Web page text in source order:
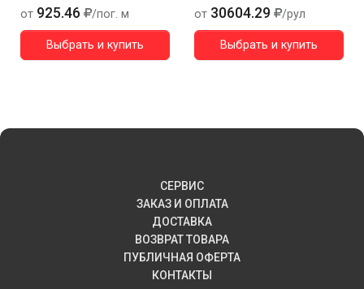
от 925.46 /пог. м
Выбрать и купить
от 30604.29 /рул
Выбрать и купить
СЕРВИС
ЗАКАЗ И ОПЛАТА
ДОСТАВКА
ВОЗВРАТ ТОВАРА
ПУБЛИЧНАЯ ОФЕРТА
КОНТАКТЫ